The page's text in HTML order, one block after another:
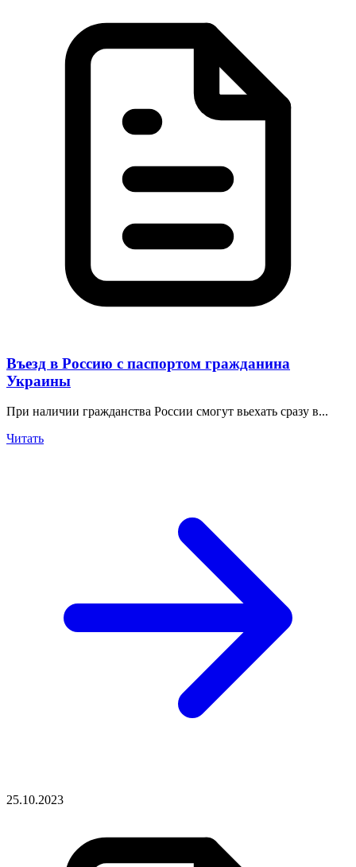
Въезд в Россию с паспортом гражданина
Украины
При наличии гражданства России смогут вьехать сразу в...
Читать
25.10.2023